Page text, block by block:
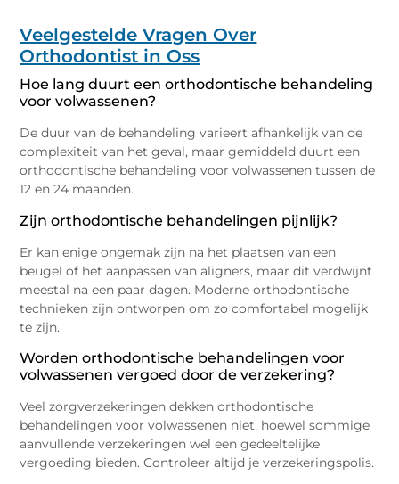
Veelgestelde Vragen Over
Orthodontist in Oss
Hoe lang duurt een orthodontische behandeling
voor volwassenen?
De duur van de behandeling varieert afhankelijk van de
complexiteit van het geval, maar gemiddeld duurt een
orthodontische behandeling voor volwassenen tussen de
12 en 24 maanden.
Zijn orthodontische behandelingen pijnlijk?
Er kan enige ongemak zijn na het plaatsen van een
beugel of het aanpassen van aligners, maar dit verdwijnt
meestal na een paar dagen. Moderne orthodontische
technieken zijn ontworpen om zo comfortabel mogelijk
te zijn.
Worden orthodontische behandelingen voor
volwassenen vergoed door de verzekering?
Veel zorgverzekeringen dekken orthodontische
behandelingen voor volwassenen niet, hoewel sommige
aanvullende verzekeringen wel een gedeeltelijke
vergoeding bieden. Controleer altijd je verzekeringspolis.